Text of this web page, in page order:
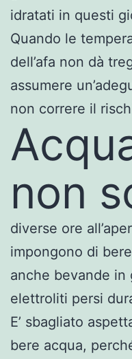
idratati in questi
Quando le
dell’afa non dà
assumere
non correre il
non
diverse ore
impongono di
anche bevande in
elettroliti persi
E’ sbagliato
bere acqua,